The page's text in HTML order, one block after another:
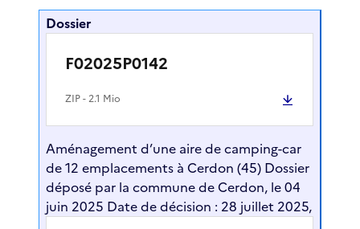
Dossier
F02025P0142
ZIP- 2.1 Mio
Aménagement d’une aire de camping-car
de 12 emplacements à Cerdon (45) Dossier
déposé par la commune de Cerdon, le 04
juin 2025 Date de décision : 28 juillet 2025,